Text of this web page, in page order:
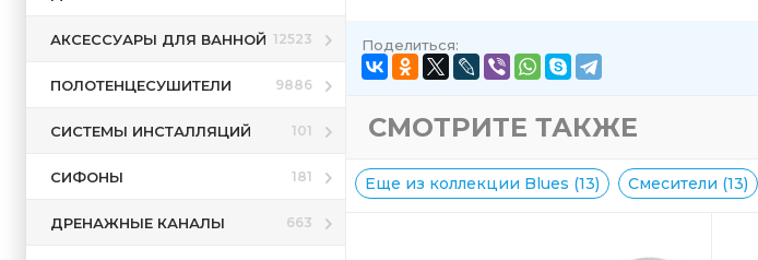
АКСЕССУАРЫ ДЛЯ ВАННОЙ 12523
ПОЛОТЕНЦЕСУШИТЕЛИ 9886
СИСТЕМЫ ИНСТАЛЛЯЦИЙ 101
СИФОНЫ 181
ДРЕНАЖНЫЕ КАНАЛЫ 663
Поделиться:
СМОТРИТЕ ТАКЖЕ
Еще из коллекции Blues (13) Смесители (13)